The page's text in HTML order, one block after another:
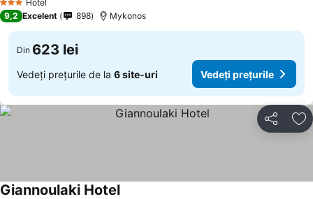
3 SteleHotel
9,2 Excelent 898 Mykonos
Din 623 lei
Vedeți prețurile de la 6 site-uri Vedeți prețurile
Distribuiți
Giannoulaki Hotel